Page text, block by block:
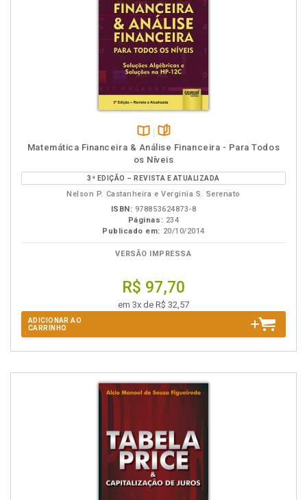
Disponível
na
B.V.
páginas
Matemática Financeira & Análise Financeira - Para Todos
os Níveis
3ª EDIÇÃO – REVISTA E ATUALIZADA
Nelson P. Castanheira e Verginia S. Serenato
ISBN: 978853624873-8
Páginas: 234
Publicado em: 20/10/2014
VERSÃO IMPRESSA
R$ 97,70
em 3x de R$ 32,57
ADICIONAR AO
CARRINHO